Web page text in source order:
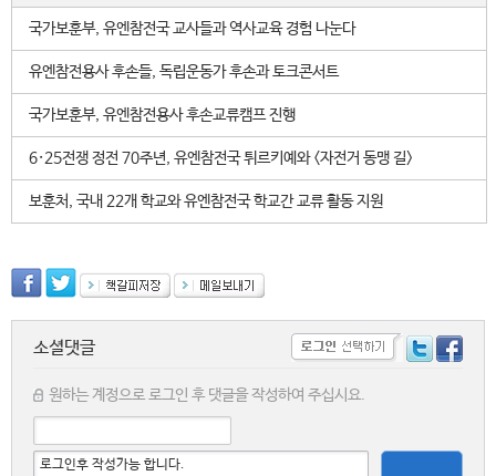
국가보훈부, 유엔참전국 교사들과 역사교육 경험 나눈다
유엔참전용사 후손들, 독립운동가 후손과 토크콘서트
국가보훈부, 유엔참전용사 후손교류캠프 진행
6·25전쟁 정전 70주년, 유엔참전국 튀르키예와 <자전거 동맹 길>
보훈처, 국내 22개 학교와 유엔참전국 학교간 교류 활동 지원
소셜댓글
원하는 계정으로 로그인 후 댓글을 작성하여 주십시요.